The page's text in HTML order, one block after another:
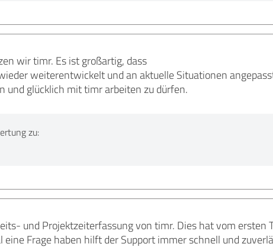
wir timr. Es ist großartig, dass
weiterentwickelt und an aktuelle Situationen
und glücklich mit timr arbeiten zu dürfen.
zu:
und Projektzeiterfassung von timr. Dies hat vom ersten
eine Frage haben hilft der Support immer schnell und